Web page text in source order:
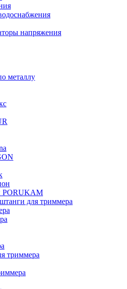
напряжения
металлу
PORUKAM
для триммера
триммера